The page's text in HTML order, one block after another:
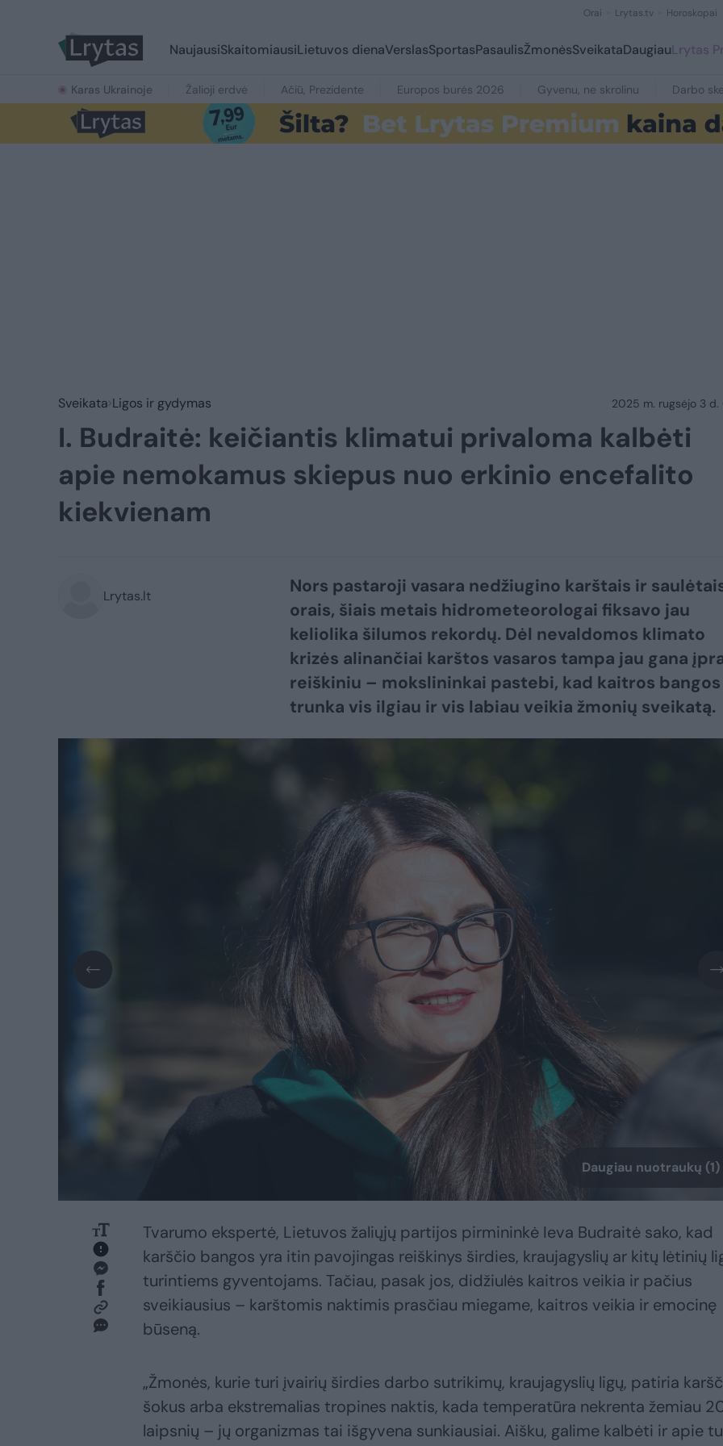
Orai Lrytas.tv Horoskopai
NaujausiSkaitomiausiLietuvos dienaVerslasSportasPasaulisŽmonėsSveikataDaugiauLrytas
Karas Ukrainoje Žalioji erdvė Ačiū, Prezidente Europos burės 2026 Gyvenu, ne skrolinu Darbo
Sveikata Ligos ir gydymas 2025 m. rugsėjo 3 d.
I. Budraitė: keičiantis klimatui privaloma kalbėti
apie nemokamus skiepus nuo erkinio encefalito
kiekvienam
Lrytas.lt
Nors pastaroji vasara nedžiugino karštais ir
orais, šiais metais hidrometeorologai fiksavo jau
keliolika šilumos rekordų. Dėl nevaldomos klimato
krizės alinančiai karštos vasaros tampa jau gana
reiškiniu – mokslininkai pastebi, kad kaitros bangos
trunka vis ilgiau ir vis labiau veikia žmonių sveikatą.
Daugiau nuotraukų (1)
Tvarumo ekspertė, Lietuvos žaliųjų partijos pirmininkė Ieva Budraitė sako, kad
karščio bangos yra itin pavojingas reiškinys širdies, kraujagyslių ar kitų lėtinių
turintiems gyventojams. Tačiau, pasak jos, didžiulės kaitros veikia ir pačius
sveikiausius – karštomis naktimis prasčiau miegame, kaitros veikia ir emocinę
būseną.
„Žmonės, kurie turi įvairių širdies darbo sutrikimų, kraujagyslių ligų, patiria
šokus arba ekstremalias tropines naktis, kada temperatūra nekrenta žemiau
laipsnių – jų organizmas tai išgyvena sunkiausiai. Aišku, galime kalbėti ir apie